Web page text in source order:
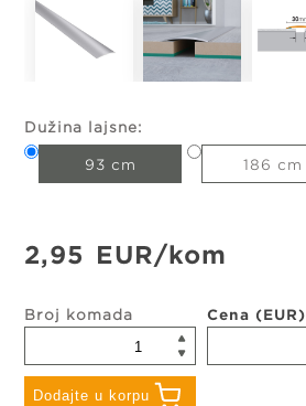
Dužina lajsne:
93 cm 186 cm
2,95 EUR/kom
Broj komada Cena (EUR)
Dodajte u korpu